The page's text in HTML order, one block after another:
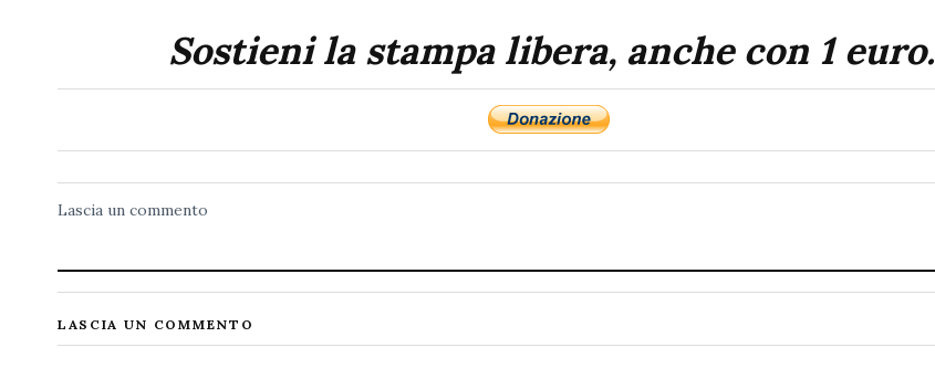
Sostieni la stampa libera, anche con 1 euro.
Lascia un commento
LASCIA UN COMMENTO